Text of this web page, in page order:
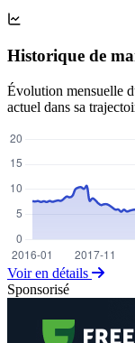
Historique de
Évolution mensuelle
actuel dans sa
Voir en détails
Sponsorisé